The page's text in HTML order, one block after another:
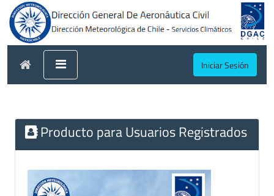
Iniciar Sesión
Producto para Usuarios Registrados